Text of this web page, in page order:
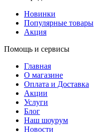
Новинки
Популярные товары
Акция
Помощь и сервисы
Главная
О магазине
Оплата и Доставка
Акции
Услуги
Блог
Наш шоурум
Новости